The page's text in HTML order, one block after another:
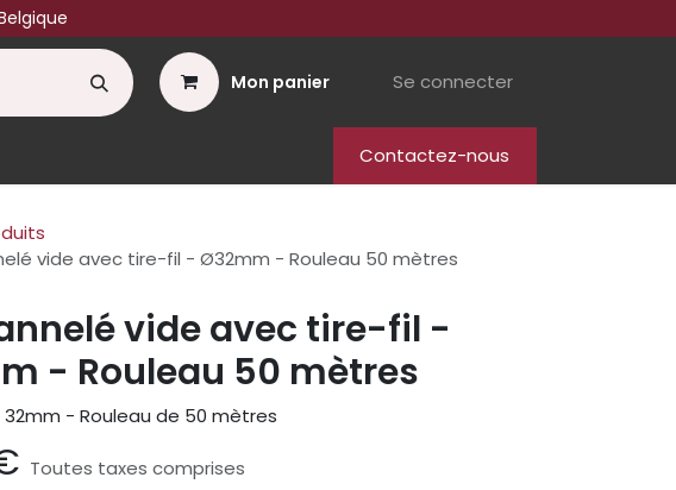
Mon panier Se connecter
Contactez-nous
vide avec tire-fil - Ø32mm - Rouleau 50 mètres
vide avec tire-fil -
- Rouleau 50 mètres
- Rouleau de 50 mètres
Toutes taxes comprises